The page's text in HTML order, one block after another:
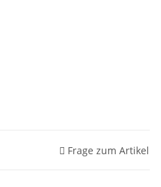
Frage zum Artikel